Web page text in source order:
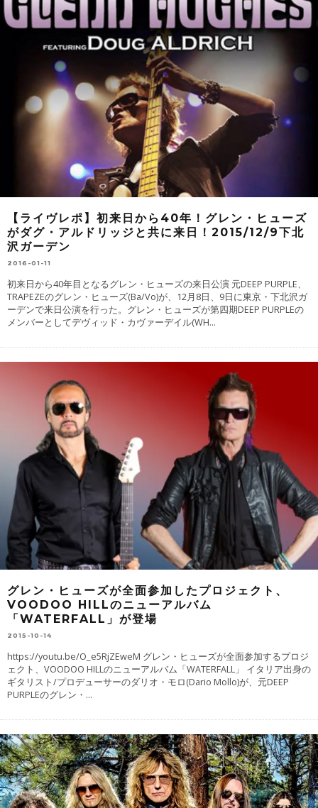
【ライヴレポ】初来日から40年！グレン・ヒューズ
がダグ・アルドリッジと共に来日！2015/12/9下北
沢ガーデン
2016-01-11
初来日から40年目となるグレン・ヒューズの来日公演 元DEEP PURPLE、
TRAPEZEのグレン・ヒューズ(Ba/Vo)が、12月8日、9日に東京・下北沢ガ
ーデンで来日公演を行った。グレン・ヒューズが第四期DEEP PURPLEの
メンバーとしてデヴィッド・カヴァーデイル(WH...
グレン・ヒューズが全面参加したプロジェクト、
VOODOO HILLのニューアルバム
「WATERFALL」が登場
2015-10-14
https://youtu.be/O_e5RjZEweM グレン・ヒューズが全面参加するプロジ
ェクト、VOODOO HILLのニューアルバム「WATERFALL」 イタリア出身の
ギタリスト/プロデューサーのダリオ・モロ(Dario Mollo)が、元DEEP
PURPLEのグレン・ ...